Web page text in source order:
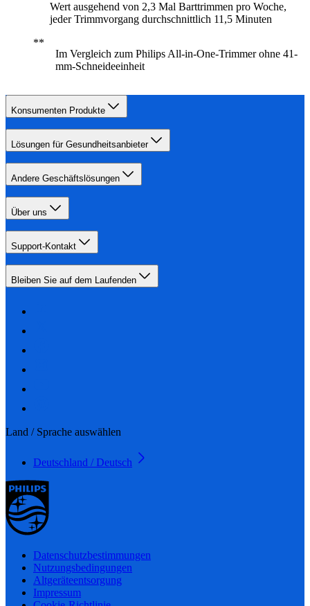
Wert ausgehend von 2,3 Mal Barttrimmen pro Woche,
jeder Trimmvorgang durchschnittlich 11,5 Minuten
Im Vergleich zum Philips All-in-One-Trimmer ohne 41-
mm-Schneideeinheit
Konsumenten Produkte
Lösungen für Gesundheitsanbieter
Andere Geschäftslösungen
Über uns
Support-Kontakt
Bleiben Sie auf dem Laufenden
Land / Sprache auswählen
Deutschland / Deutsch
Datenschutzbestimmungen
Nutzungsbedingungen
Altgeräteentsorgung
Impressum